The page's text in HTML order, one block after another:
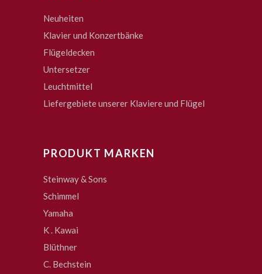
Neuheiten
Klavier und Konzertbänke
Flügeldecken
Untersetzer
Leuchtmittel
Liefergebiete unserer Klaviere und Flügel
PRODUKT MARKEN
Steinway & Sons
Schimmel
Yamaha
K . Kawai
Blüthner
C. Bechstein